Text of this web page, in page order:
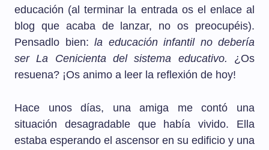
educación (al terminar la entrada os el enlace al
blog que acaba de lanzar, no os preocupéis).
Pensadlo bien: la educación infantil no debería
ser La Cenicienta del sistema educativo. ¿Os
resuena? ¡Os animo a leer la reflexión de hoy!
Hace unos días, una amiga me contó una
situación desagradable que había vivido. Ella
estaba esperando el ascensor en su edificio y una